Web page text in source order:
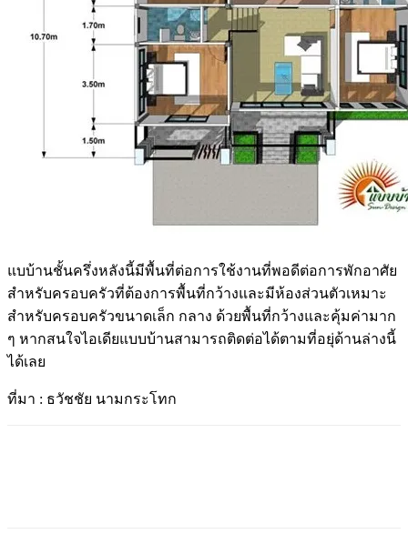
แบบ้านชั้นครึ่งหลังนี้มีพื้นที่ต่อการใช้งานที่พอดีต่อการพักอาศัย
สำหรับครอบครัวที่ต้องการพื้นที่กว้างและมีห้องส่วนตัวเหมาะ
สำหรับครอบครัวขนาดเล็ก กลาง ด้วยพื้นที่กว้างและคุ้มค่ามาก
ๆ หากสนใจไอเดียแบบบ้านสามารถติดต่อได้ตามที่อยุ่ด้านล่างนี้
ได้เลย
ที่มา : ธวัชชัย นามกระโทก